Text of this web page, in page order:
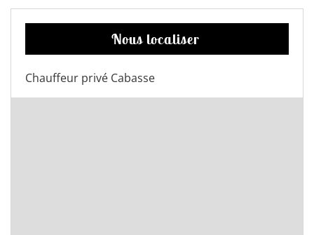
Nous localiser
Chauffeur privé Cabasse